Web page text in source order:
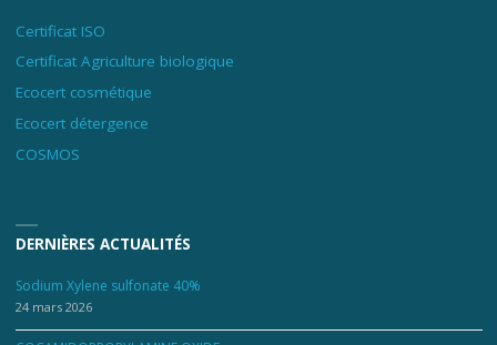
Certificat ISO
Certificat Agriculture biologique
Ecocert cosmétique
Ecocert détergence
COSMOS
DERNIÈRES ACTUALITÉS
Sodium Xylene sulfonate 40%
24 mars 2026